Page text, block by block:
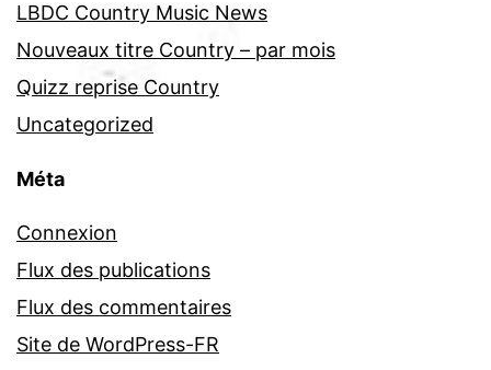
LBDC Country Music News
Nouveaux titre Country – par mois
Quizz reprise Country
Uncategorized
Méta
Connexion
Flux des publications
Flux des commentaires
Site de WordPress-FR